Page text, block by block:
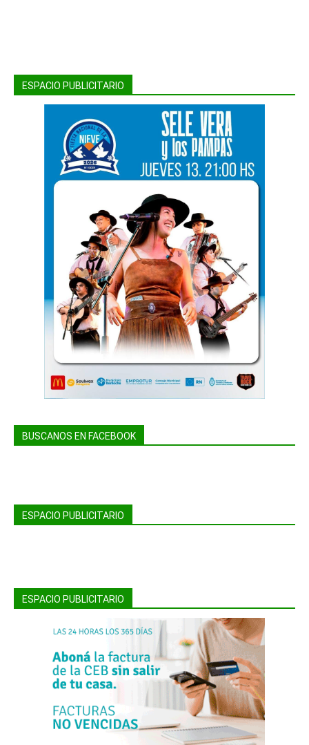
ESPACIO PUBLICITARIO
BUSCANOS EN FACEBOOK
ESPACIO PUBLICITARIO
ESPACIO PUBLICITARIO